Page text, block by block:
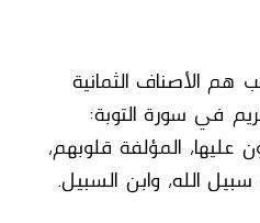
همالأصناف الثمانية
في سورة التوبة:
عليها، المؤلفة قلوبهم،
الله، وابن السبيل.